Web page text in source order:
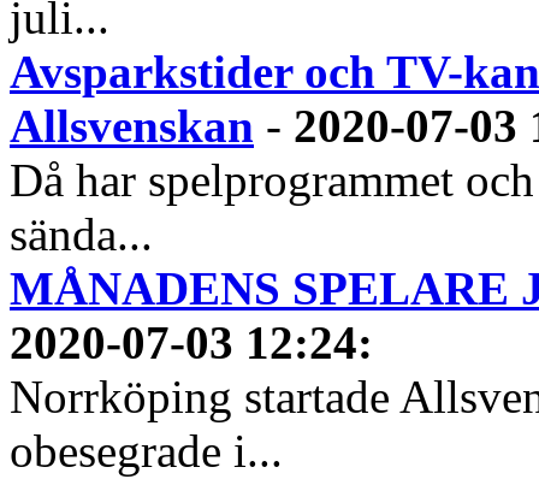
juli...
Avsparkstider och TV-
Allsvenskan - 2020-07-03
Då har spelprogrammet
sända...
MÅNADENS SPELARE
2020-07-03 12:24:
Norrköping startade
obesegrade i...